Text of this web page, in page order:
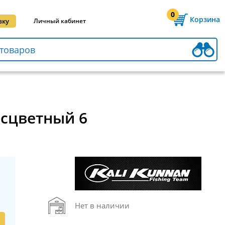
Личный кабинет
0
Корзина
6
Нет в наличии